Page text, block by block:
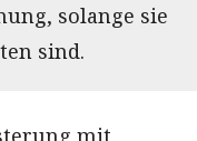
solange sie
sind.
mit